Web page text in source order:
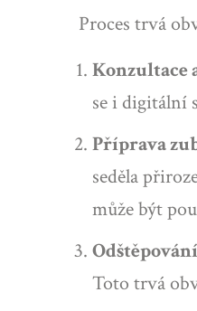
Proces trvá
Konzultace
se i digitální
Příprava
seděla
může být
Toto trvá